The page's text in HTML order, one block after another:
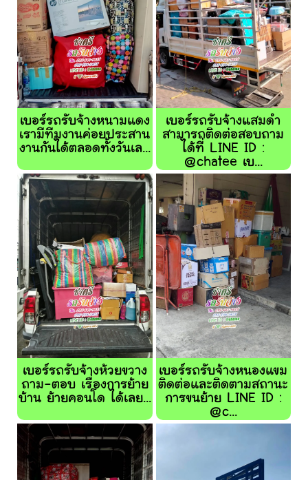
เบอร์รถรับจ้างหนามแดง
เรามีทีมงานค่อยประสาน
งานกันได้ตลอดทั้งวันเล...
เบอร์รถรับจ้างแสมดำ
สามารถติดต่อสอบถาม
ได้ที่ LINE ID :
@chatee เบ...
เบอร์รถรับจ้างห้วยขวาง
ถาม-ตอบ เรื่องการย้าย
บ้าน ย้ายคอนโด ได้เลย...
เบอร์รถรับจ้างหนองแขม
ติดต่อและติดตามสถานะ
การขนย้าย LINE ID :
@c...